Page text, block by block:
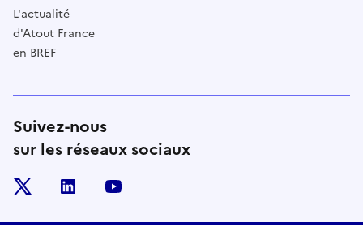
L'actualité
d'Atout France
en BREF
Suivez-nous
sur les réseaux sociaux
linkedin